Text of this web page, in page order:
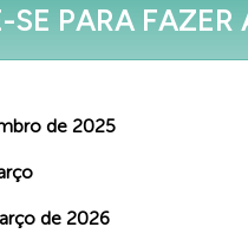
SE PARA
de 2025
de 2026